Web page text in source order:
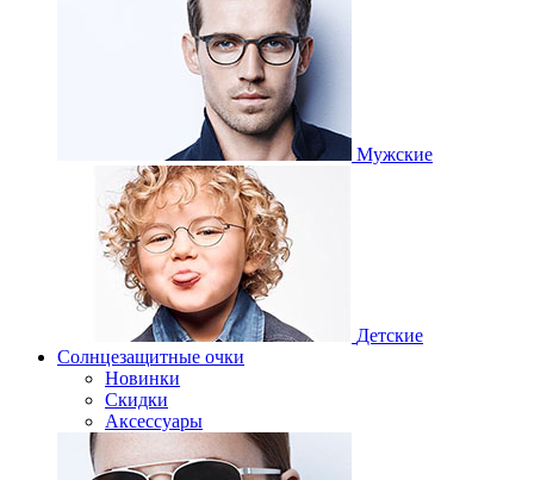
Мужские
Детские
Солнцезащитные очки
Новинки
Скидки
Аксессуары